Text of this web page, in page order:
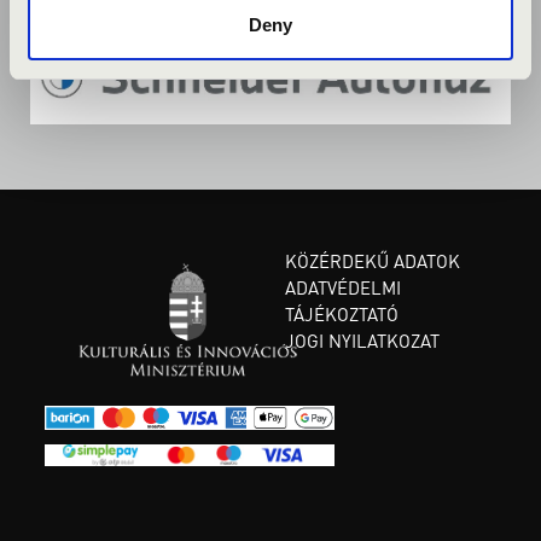
Deny
KÖZÉRDEKŰ ADATOK
ADATVÉDELMI
TÁJÉKOZTATÓ
JOGI NYILATKOZAT